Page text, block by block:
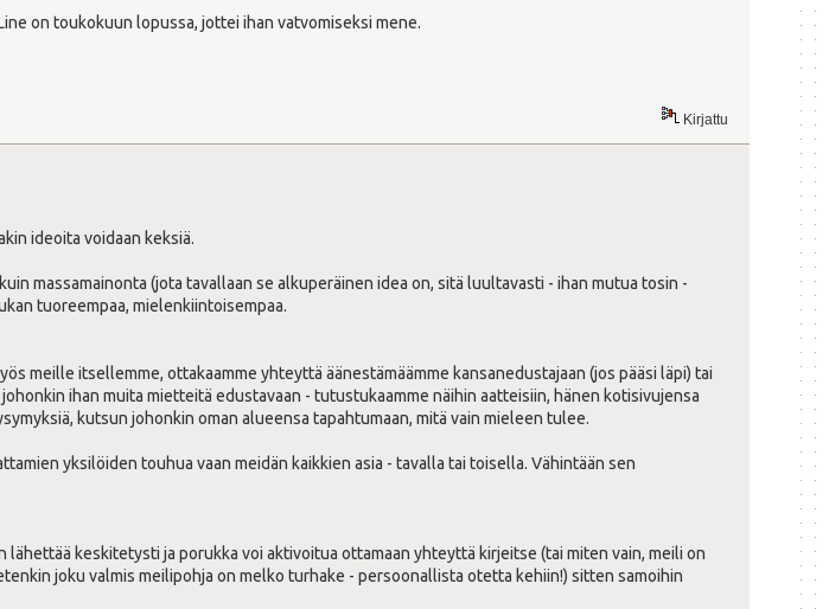
on toukokuun lopussa, jottei ihan vatvomiseksi mene.
Kirjattu
ideoita voidaan keksiä.
massamainonta (jota tavallaan se alkuperäinen idea on, sitä luultavasti - ihan mutua tosin -
tuoreempaa, mielenkiintoisempaa.
meille itsellemme, ottakaamme yhteyttä äänestämäämme kansanedustajaan (jos pääsi läpi) tai
ihan muita mietteitä edustavaan - tutustukaamme näihin aatteisiin, hänen kotisivujensa
kutsun johonkin oman alueensa tapahtumaan, mitä vain mieleen tulee.
yksilöiden touhua vaan meidän kaikkien asia - tavalla tai toisella. Vähintään sen
lähettää keskitetysti ja porukka voi aktivoitua ottamaan yhteyttä kirjeitse (tai miten vain, meili on
joku valmis meilipohja on melko turhake - persoonallista otetta kehiin!) sitten samoihin